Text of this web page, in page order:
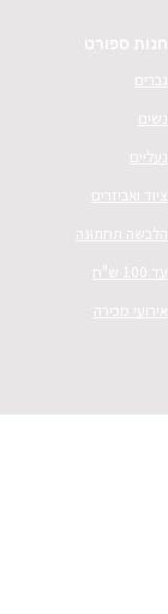
חנות ספורט
גברים
נשים
נעליים
ציוד ואביזרים
הלבשה תחתונה
עד 100 ש"ח
אירועי מכירה